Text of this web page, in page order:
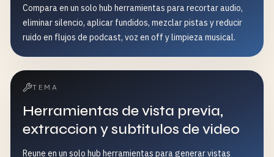
Compara en un solo hub herramientas para recortar audio,
eliminar silencio, aplicar fundidos, mezclar pistas y reducir
ruido en flujos de podcast, voz en off y limpieza musical.
TEMA
Herramientas de vista previa,
extraccion y subtitulos de video
Reune en un solo hub herramientas para generar vistas